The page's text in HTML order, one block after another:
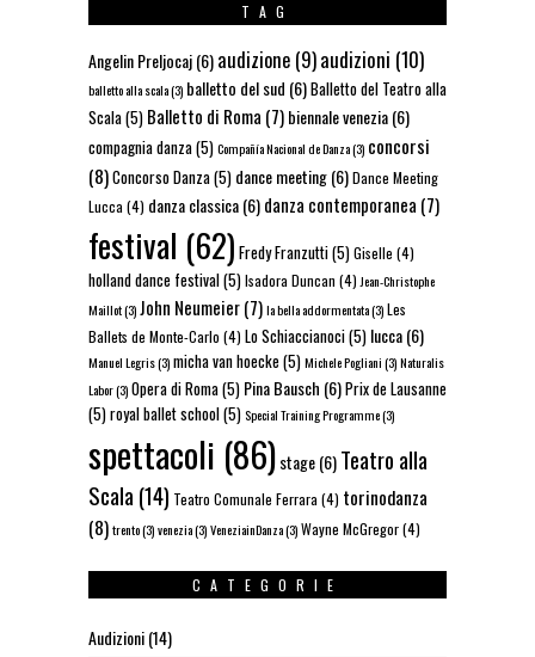
TAG
Angelin Preljocaj(6)audizione (9)audizioni (10)
balletto alla scala(3) balletto del sud (6)Balletto del Teatro alla
Scala(5) Balletto di Roma (7)biennale venezia(6)
compagnia danza(5)Compañía Nacional de Danza(3) concorsi
(8)Concorso Danza(5) dance meeting(6)Dance Meeting
Lucca (4) danza classica(6)danza contemporanea (7)
festival (62) Fredy Franzutti(5)Giselle (4)
holland dance festival(5)Isadora Duncan (4) Jean-Christophe
Maillot(3)John Neumeier(7)la bella addormentata(3)Les
Ballets de Monte-Carlo (4) Lo Schiaccianoci(5) lucca(6)
Manuel Legris(3)micha van hoecke(5)Michele Pogliani(3)Naturalis
Labor(3)Opera di Roma(5) Pina Bausch (6)Prix de Lausanne
(5)royal ballet school(5)Special Training Programme(3)
spettacoli (86)stage(6)Teatro alla
Scala (14) Teatro Comunale Ferrara (4) torinodanza
(8)trento(3)venezia(3)VeneziainDanza(3)Wayne McGregor(4)
CATEGORIE
Audizioni(14)